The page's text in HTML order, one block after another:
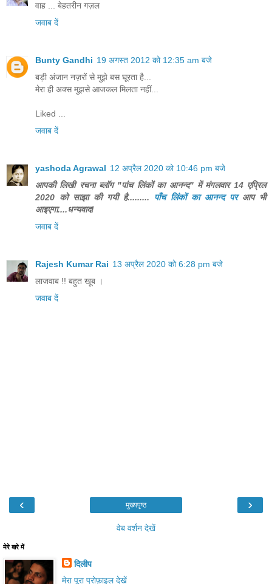
वाह ... बेहतरीन गज़ल
जवाब दें
Bunty Gandhi 19 अगस्त 2012 को 12:35 am बजे
बड़ी अंजान नज़रों से मुझे बस घूरता है...
मेरा ही अक्स मुझसे आजकल मिलता नहीं...
Liked ...
जवाब दें
yashoda Agrawal 12 अप्रैल 2020 को 10:46 pm बजे
आपकी लिखी रचना ब्लॉग "पांच लिंकों का आनन्द" में मंगलवार 14 एप्रिल
2020 को साझा की गयी है......... पाँच लिंकों का आनन्द पर आप भी
आइएगा....धन्यवाद!
जवाब दें
Rajesh Kumar Rai 13 अप्रैल 2020 को 6:28 pm बजे
लाजवाब !! बहुत खूब ।
जवाब दें
‹ ›
मुख्यपृष्ठ
वेब वर्शन देखें
मेरे बारे में
दिलीप
मेरा पूरा प्रोफ़ाइल देखें